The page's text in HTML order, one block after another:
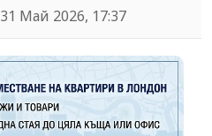
31 Май 2026, 17:37